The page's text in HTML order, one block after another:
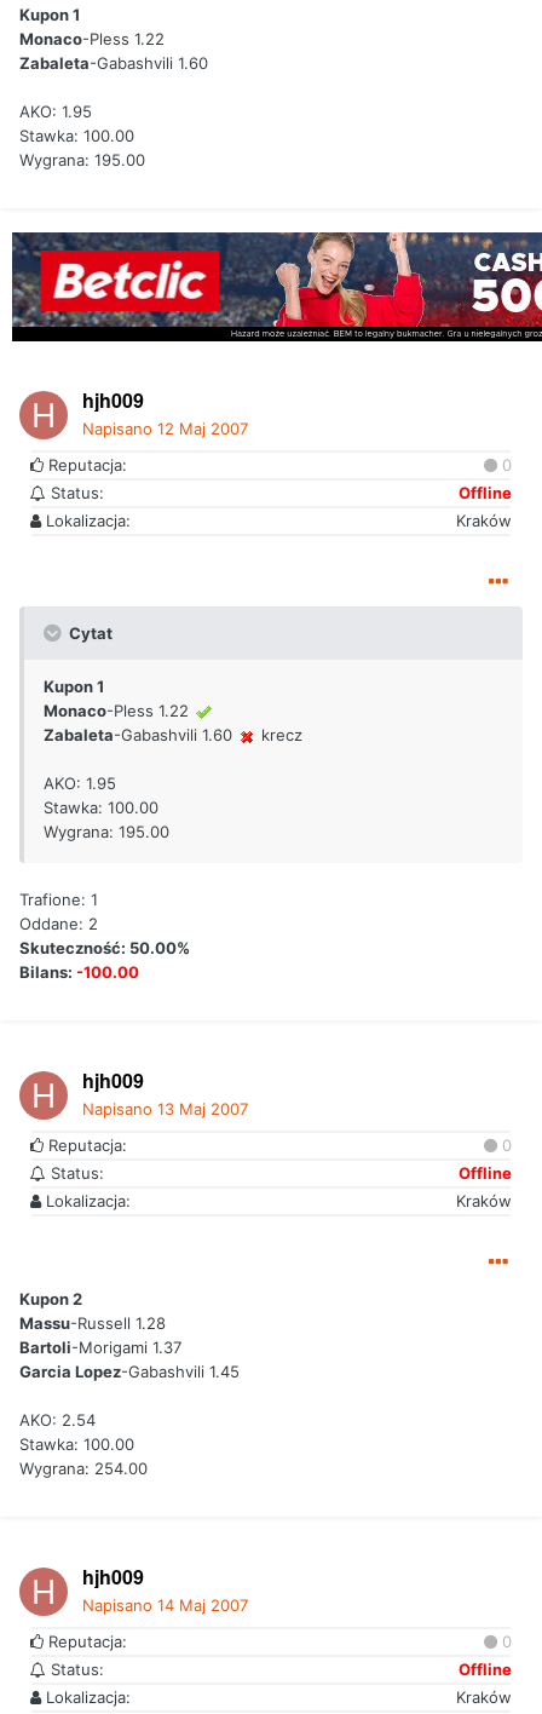
Kupon 1
Monaco-Pless 1.22
Zabaleta-Gabashvili 1.60
AKO: 1.95
Stawka: 100.00
Wygrana: 195.00
hjh009
Napisano 12 Maj 2007
Reputacja:
0
Status:
Offline
Lokalizacja:
Kraków
Cytat
Kupon 1
Monaco-Pless 1.22
Zabaleta-Gabashvili 1.60 krecz
AKO: 1.95
Stawka: 100.00
Wygrana: 195.00
Trafione: 1
Oddane: 2
Skuteczność: 50.00%
Bilans: -100.00
hjh009
Napisano 13 Maj 2007
Reputacja:
0
Status:
Offline
Lokalizacja:
Kraków
Kupon 2
Massu-Russell 1.28
Bartoli-Morigami 1.37
Garcia Lopez-Gabashvili 1.45
AKO: 2.54
Stawka: 100.00
Wygrana: 254.00
hjh009
Napisano 14 Maj 2007
Reputacja:
0
Status:
Offline
Lokalizacja:
Kraków